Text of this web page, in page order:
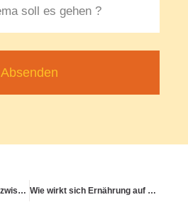
Absenden
Was ist der Unterschied zwischen Arztpraxis, MVZ und Klinik? Wie wirkt sich Ernährung auf Konzentration und Fokus aus?